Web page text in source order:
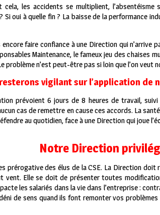
les accidents se multiplient, l’absentéisme
Si oui à quelle fin ? La baisse de la performance
faire confiance à une Direction qui n’arrive
Maintenance, le fameux jeu des chaises
problème n’est peut-être pas si loin que l’on veut
vigilant sur l’application de
prévoient 6 jours de 8 heures de travail,
cas de remettre en cause ces accords. La
au quotidien, face à une Direction qui joue
Notre Direction
prérogative des élus de la CSE. La Direction
vent. Elle se doit de présenter toutes
les salariés dans la vie dans l’entreprise :
de sens quand ils font remonter vos